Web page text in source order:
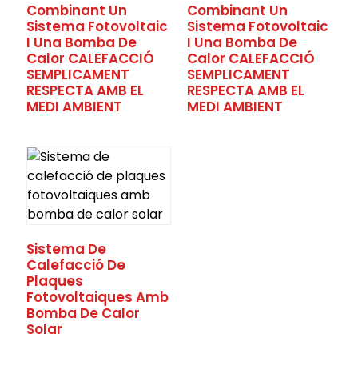
Combinant Un
Sistema Fotovoltaic
I Una Bomba De
Calor CALEFACCIÓ
SEMPLICAMENT
RESPECTA AMB EL
MEDI AMBIENT
Combinant Un
Sistema Fotovoltaic
I Una Bomba De
Calor CALEFACCIÓ
SEMPLICAMENT
RESPECTA AMB EL
MEDI AMBIENT
Sistema De
Calefacció De
Plaques
Fotovoltaiques Amb
Bomba De Calor
Solar